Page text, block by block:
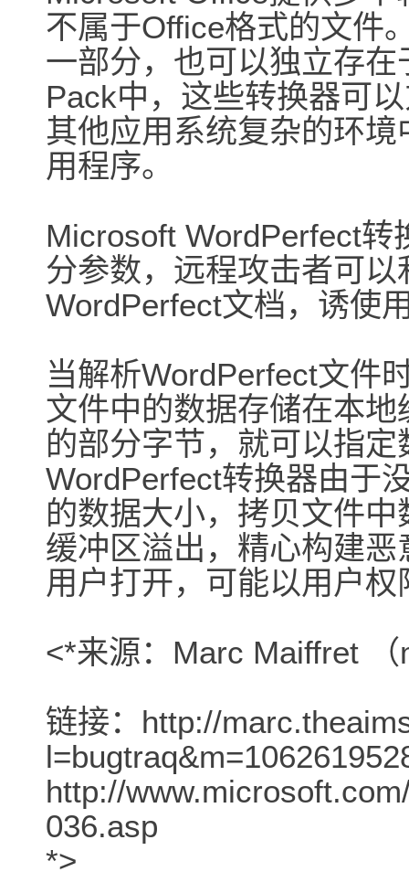
不属于Office格式的文件
一部分，也可以独立存
Pack中，这些转换器可
其他应用系统复杂的环
用程序。
Microsoft WordPerfect
分参数，远程攻击者可
WordPerfect文档，诱使
当解析WordPerfect文件
文件中的数据存储在本
的部分字节，就可以指
WordPerfect转换器由于
的数据大小，拷贝文件
缓冲区溢出，精心构建
用户打开，可能以用户
<*来源：Marc Maiffret
链接：http://
http://
036.asp
*>